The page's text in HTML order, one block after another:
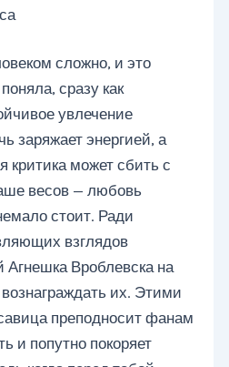
сложно, и это
сразу как
увлечение
заряжает энергией, а
критика может сбить с
весов — любовь
стоит. Ради
взглядов
Агнешка Вроблевска на
их. Этими
преподносит фанам
и попутно покоряет